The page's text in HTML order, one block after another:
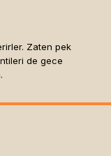
Zaten pek
de gece